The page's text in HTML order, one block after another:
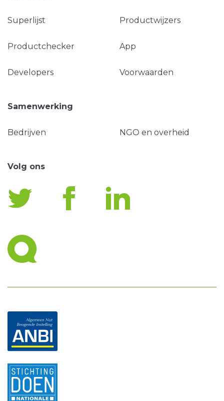
Superlijst Productwijzers
Productchecker App
Developers Voorwaarden
Samenwerking
Bedrijven NGO en overheid
Volg ons